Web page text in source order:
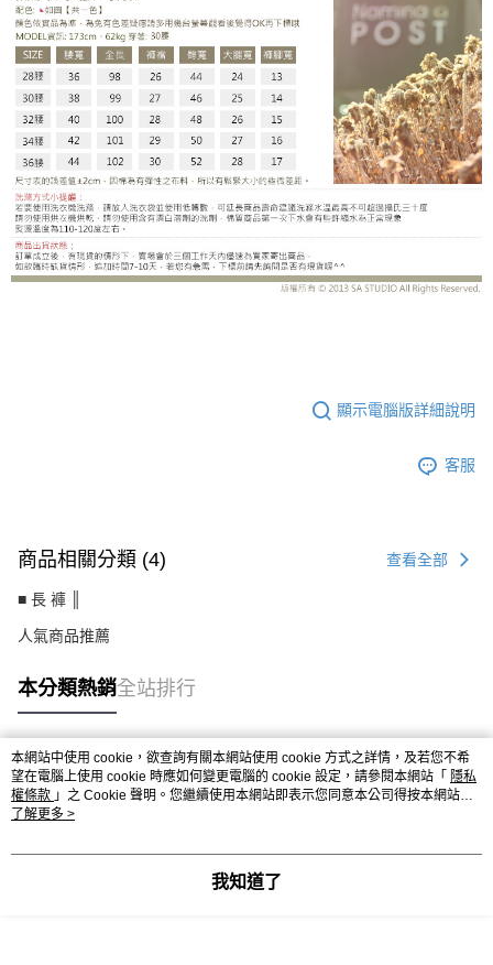
顯示電腦版詳細說明
客服
商品相關分類 (4) 查看全部
■ 長 褲 ║
人氣商品推薦
本分類熱銷全站排行
熱門標籤
本網站中使用 cookie，欲查詢有關本網站使用 cookie 方式之詳情，及若您不希
望在電腦上使用 cookie 時應如何變更電腦的 cookie 設定，請參閱本網站「 隱私
權條款 」之 Cookie 聲明。您繼續使用本網站即表示您同意本公司得按本網站使
用條款之 Cookie 聲明使用 cookie。
了解更多 >
我知道了